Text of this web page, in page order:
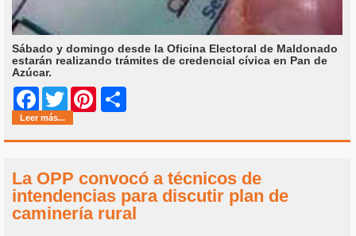
Sábado y domingo desde la Oficina Electoral de Maldonado
estarán realizando trámites de credencial cívica en Pan de
Azúcar.
Facebook
Twitter Pinterest
Leer más...
La OPP convocó a técnicos de
intendencias para discutir plan de
caminería rural